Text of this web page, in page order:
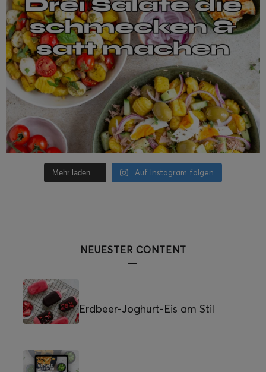
Mehr laden… Auf Instagram folgen
NEUESTER CONTENT
Erdbeer-Joghurt-Eis am Stil